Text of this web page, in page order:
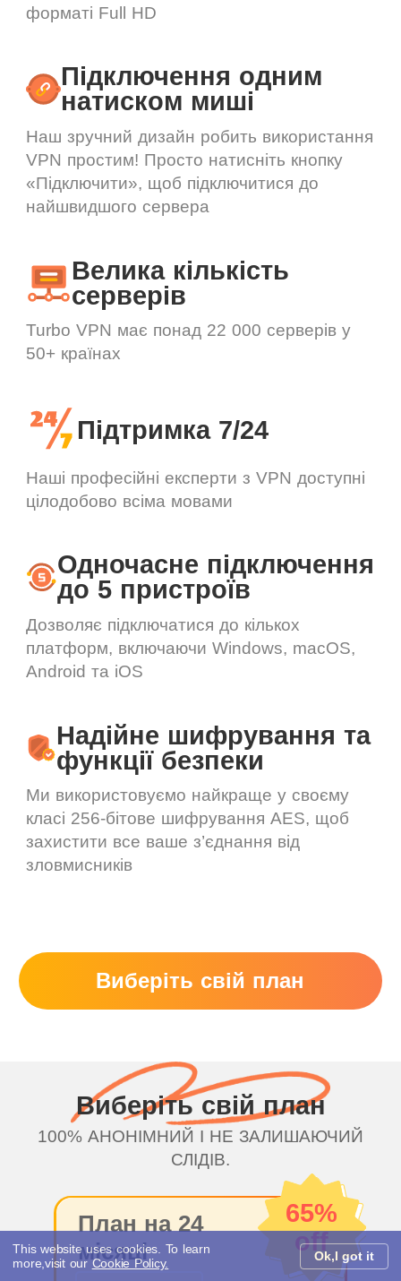
форматі Full HD
Підключення одним
натиском миші
Наш зручний дизайн робить використання
VPN простим! Просто натисніть кнопку
«Підключити», щоб підключитися до
найшвидшого сервера
Велика кількість
серверів
Turbo VPN має понад 22 000 серверів у
50+ країнах
Підтримка 7/24
Наші професійні експерти з VPN доступні
цілодобово всіма мовами
Одночасне підключення
до 5 пристроїв
Дозволяє підключатися до кількох
платформ, включаючи Windows, macOS,
Android та iOS
Надійне шифрування та
функції безпеки
Ми використовуємо найкраще у своєму
класі 256-бітове шифрування AES, щоб
захистити все ваше з’єднання від
зловмисників
Виберіть свій план
Виберіть свій план
100% АНОНІМНИЙ І НЕ ЗАЛИШАЮЧИЙ
СЛІДІВ.
65%
off
План на 24
місяці
This website uses cookies. To learn
more,visit ourCookie Policy.
Ok,I got it